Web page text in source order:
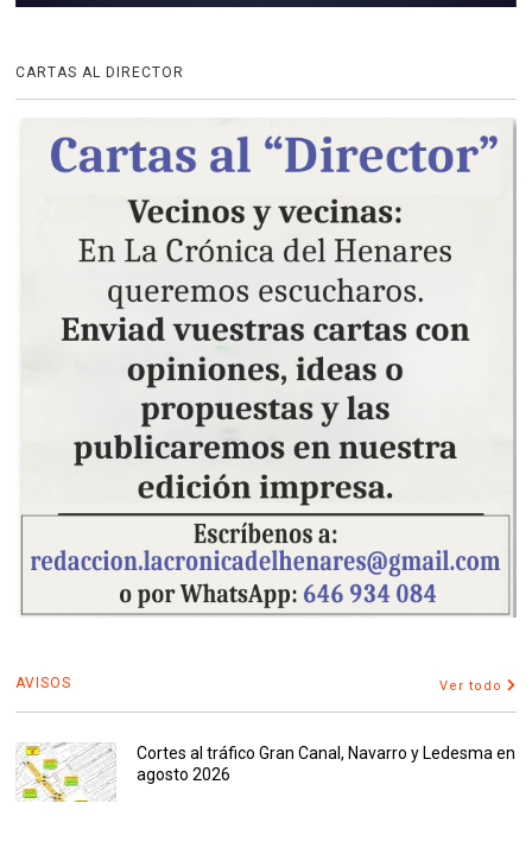
CARTAS AL DIRECTOR
AVISOS Ver todo
Cortes al tráfico Gran Canal, Navarro y Ledesma en
agosto 2026